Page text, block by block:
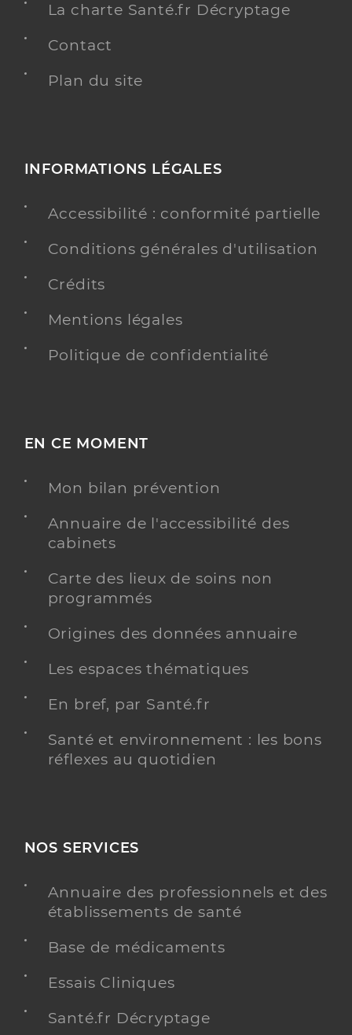
La charte Santé.fr Décryptage
Contact
Plan du site
INFORMATIONS LÉGALES
Accessibilité : conformité partielle
Conditions générales d'utilisation
Crédits
Mentions légales
Politique de confidentialité
EN CE MOMENT
Mon bilan prévention
Annuaire de l'accessibilité des
cabinets
Carte des lieux de soins non
programmés
Origines des données annuaire
Les espaces thématiques
En bref, par Santé.fr
Santé et environnement : les bons
réflexes au quotidien
NOS SERVICES
Annuaire des professionnels et des
établissements de santé
Base de médicaments
Essais Cliniques
Santé.fr Décryptage